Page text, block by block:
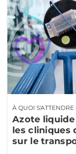
À QUOI
Azote liquide
les cliniques
sur le